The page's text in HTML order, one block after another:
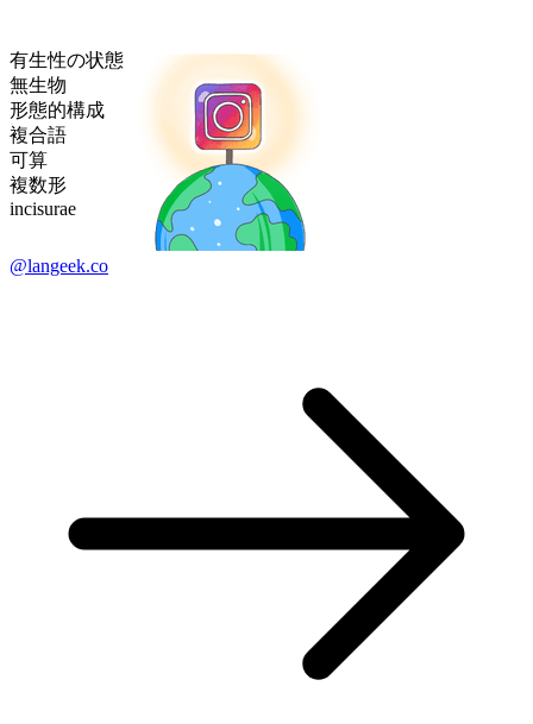
有生性の状態
無生物
形態的構成
複合語
可算
複数形
incisurae
@langeek.co